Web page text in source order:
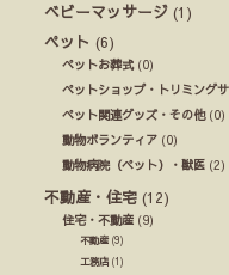
ベビーマッサージ (1)
ペット (6)
ペットお葬式(0)
ペットショップ・トリミング
ペット関連グッズ・その他(0)
動物ボランティア (0)
動物病院（ペット）・獣医 (2)
不動産・住宅 (12)
住宅・不動産 (9)
不動産 (9)
工務店 (1)